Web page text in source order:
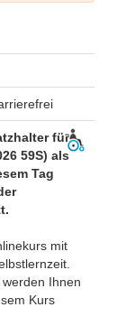
für
59S) als
Tag
mit
Ihnen
Kurs